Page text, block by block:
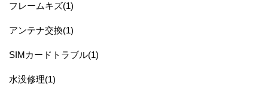
フレームキズ(1)
アンテナ交換(1)
SIMカードトラブル(1)
水没修理(1)